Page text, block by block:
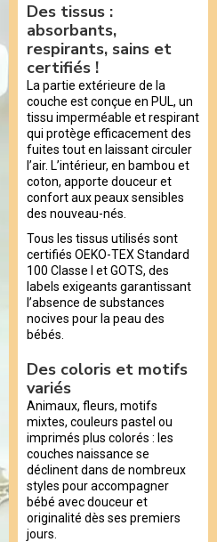
Des tissus :
absorbants,
respirants, sains et
certifiés !
La partie extérieure de la
couche est conçue en PUL, un
tissu imperméable et respirant
qui protège efficacement des
fuites tout en laissant circuler
l’air. L’intérieur, en bambou et
coton, apporte douceur et
confort aux peaux sensibles
des nouveau-nés.
Tous les tissus utilisés sont
certifiés OEKO-TEX Standard
100 Classe I et GOTS, des
labels exigeants garantissant
l’absence de substances
nocives pour la peau des
bébés.
Des coloris et motifs
variés
Animaux, fleurs, motifs
mixtes, couleurs pastel ou
imprimés plus colorés : les
couches naissance se
déclinent dans de nombreux
styles pour accompagner
bébé avec douceur et
originalité dès ses premiers
jours.